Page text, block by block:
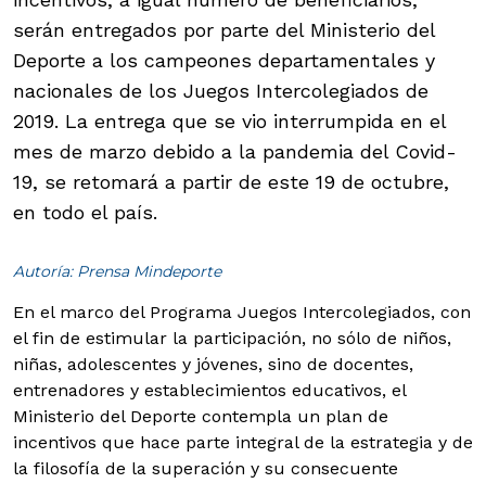
serán entregados por parte del Ministerio del
Deporte a los campeones departamentales y
nacionales de los Juegos Intercolegiados de
2019. La entrega que se vio interrumpida en el
mes de marzo debido a la pandemia del Covid-
19, se retomará a partir de este 19 de octubre,
en todo el país.
Autoría: Prensa Mindeporte
En el marco del Programa Juegos Intercolegiados, con
el fin de estimular la participación, no sólo de niños,
niñas, adolescentes y jóvenes, sino de docentes,
entrenadores y establecimientos educativos, el
Ministerio del Deporte contempla un plan de
incentivos que hace parte integral de la estrategia y de
la filosofía de la superación y su consecuente